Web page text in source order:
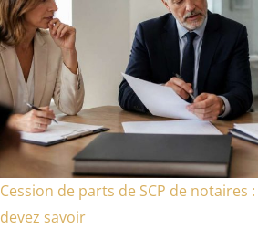
Cession de parts de SCP de notaires
devez savoir